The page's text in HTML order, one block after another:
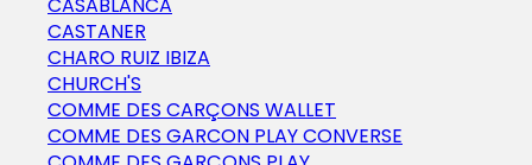
CASTANER
CHARO RUIZ IBIZA
CHURCH'S
COMME DES CARÇONS WALLET
COMME DES GARCON PLAY CONVERSE